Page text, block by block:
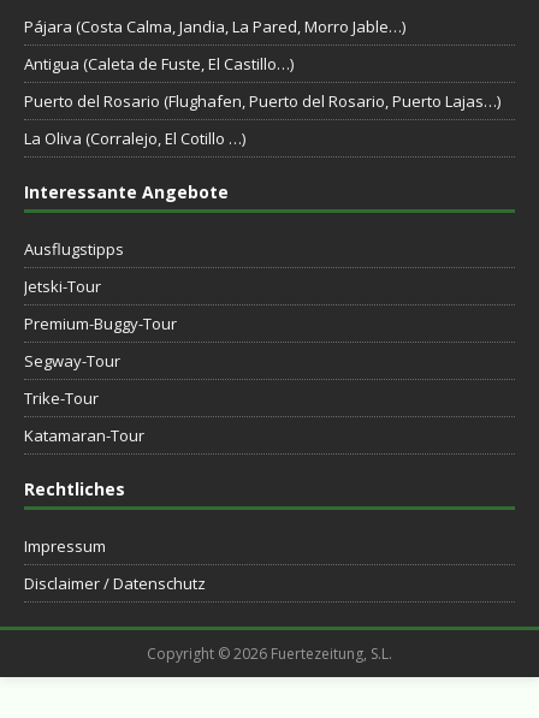
Pájara (Costa Calma, Jandia, La Pared, Morro Jable…)
Antigua (Caleta de Fuste, El Castillo…)
Puerto del Rosario (Flughafen, Puerto del Rosario, Puerto Lajas…)
La Oliva (Corralejo, El Cotillo …)
Interessante Angebote
Ausflugstipps
Jetski-Tour
Premium-Buggy-Tour
Segway-Tour
Trike-Tour
Katamaran-Tour
Rechtliches
Impressum
Disclaimer / Datenschutz
Copyright © 2026 Fuertezeitung, S.L.